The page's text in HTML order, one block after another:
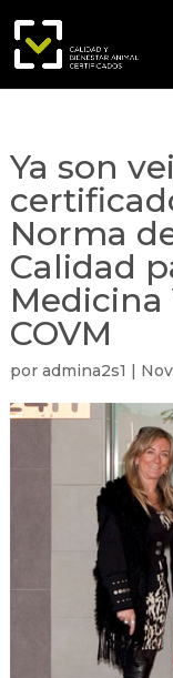
Ya son
Norma
Calidad
COVM
por admina2s1 |